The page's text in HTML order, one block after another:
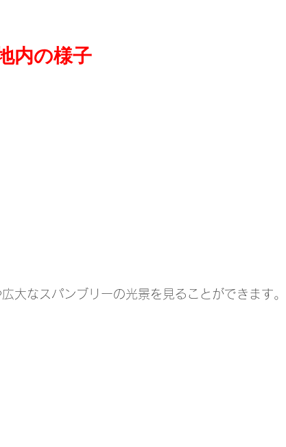
内の様子
大なスパンブリーの光景を見ることができます。